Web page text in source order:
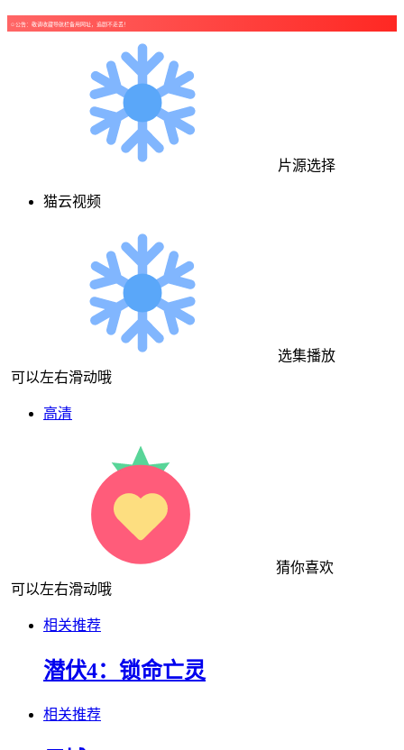
☺公告：敬请收藏导航栏备用网址，追剧不走丢！
片源选择
猫云视频
选集播放
可以左右滑动哦
高清
猜你喜欢
可以左右滑动哦
相关推荐
潜伏4：锁命亡灵
相关推荐